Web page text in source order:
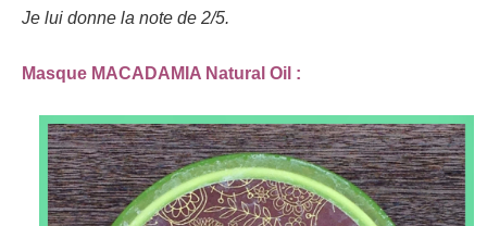
Je lui donne la note de 2/5.
Masque MACADAMIA Natural Oil :